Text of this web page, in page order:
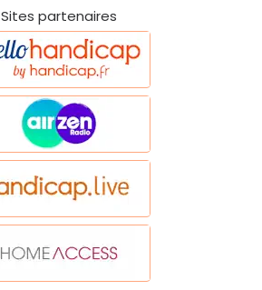
Sites partenaires